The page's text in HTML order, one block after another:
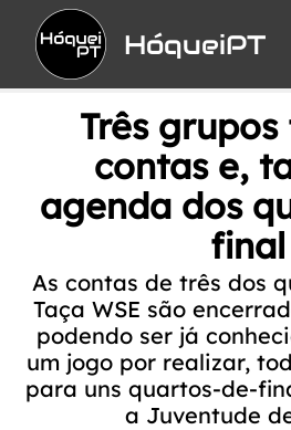
HóqueiPT
Três
contas e,
agenda dos
final
As contas de três dos
Taça WSE são
podendo ser já
um jogo por realizar,
para uns quartos-de-
a Juventude